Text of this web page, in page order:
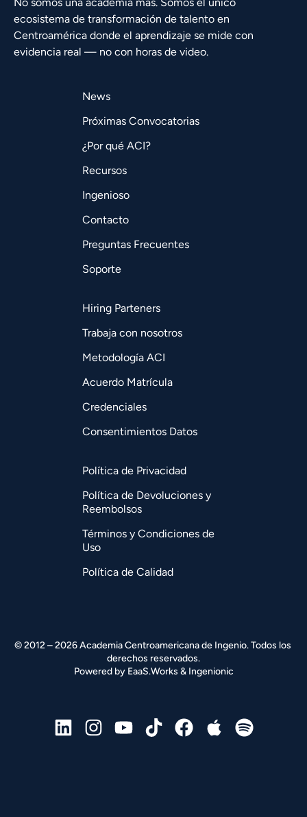
ecosistema de transformación de talento en
Centroamérica donde el aprendizaje se mide con
evidencia real — no con horas de video.
News
Próximas Convocatorias
¿Por qué ACI?
Recursos
Ingenioso
Contacto
Preguntas Frecuentes
Soporte
Hiring Parteners
Trabaja con nosotros
Metodología ACI
Acuerdo Matrícula
Credenciales
Consentimientos Datos
Política de Privacidad
Política de Devoluciones y
Reembolsos
Términos y Condiciones de
Uso
Política de Calidad
© 2012 – 2026 Academia Centroamericana de Ingenio. Todos los
derechos reservados.
Powered by EaaS.Works & Ingenionic